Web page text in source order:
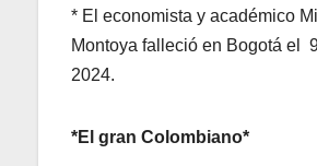
* El economista y académico
Montoya falleció en Bogotá el
2024.
*El gran Colombiano*